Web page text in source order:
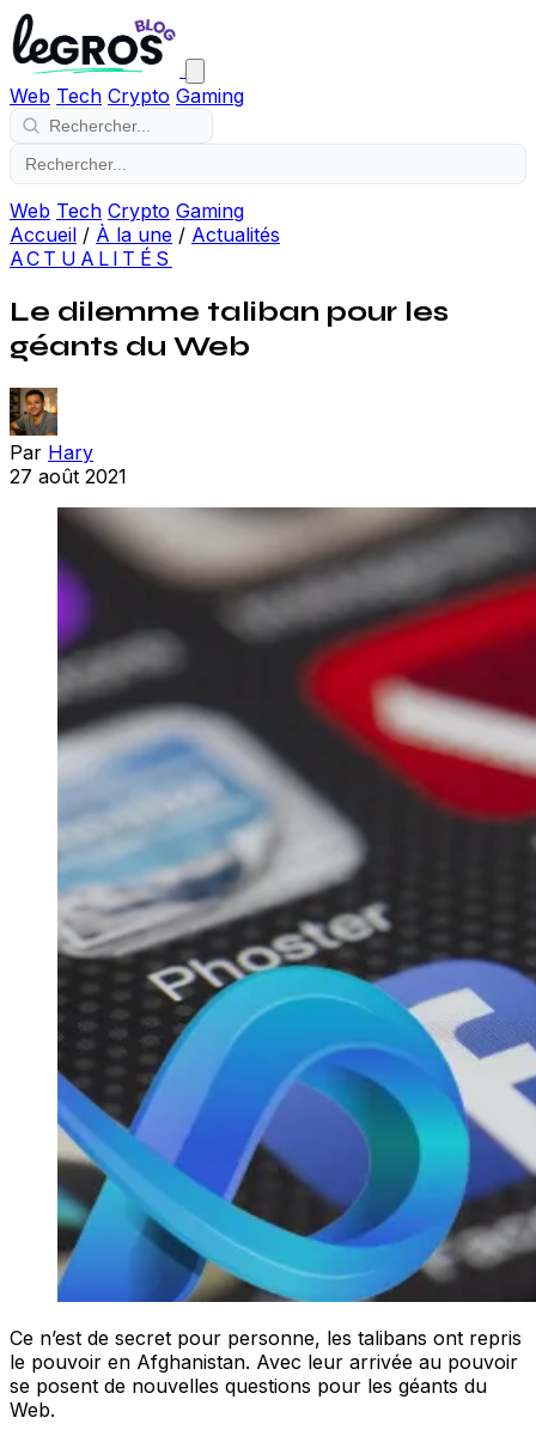
Web Tech Crypto Gaming
Web Tech Crypto Gaming
Accueil / À la une / Actualités
ACTUALITÉS
Le dilemme taliban pour les
géants du Web
Par Hary
27 août 2021
Ce n’est de secret pour personne, les talibans ont repris
le pouvoir en Afghanistan. Avec leur arrivée au pouvoir
se posent de nouvelles questions pour les géants du
Web.